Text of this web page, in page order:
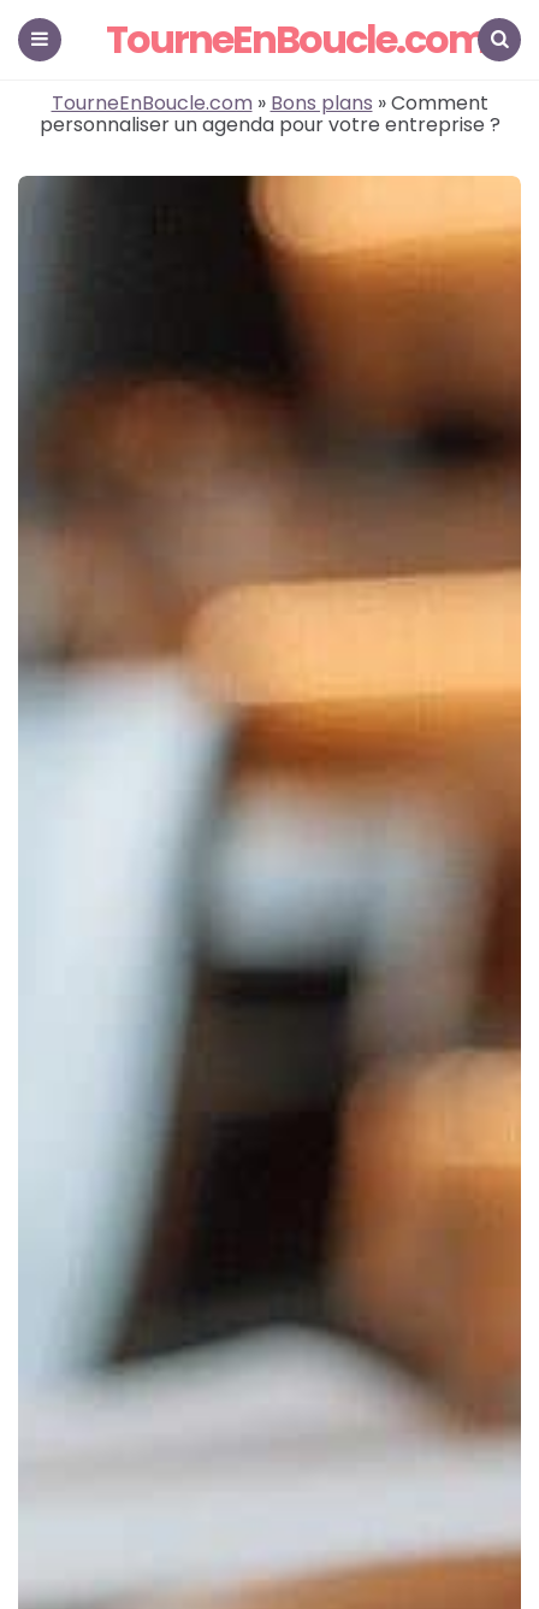
TourneEnBoucle.com
TourneEnBoucle.com » Bons plans » Comment
personnaliser un agenda pour votre entreprise ?